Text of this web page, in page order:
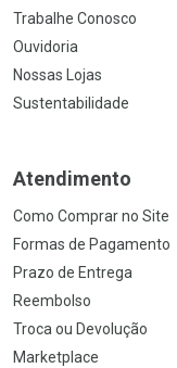
Trabalhe Conosco
Ouvidoria
Nossas Lojas
Sustentabilidade
Atendimento
Como Comprar no Site
Formas de Pagamento
Prazo de Entrega
Reembolso
Troca ou Devolução
Marketplace